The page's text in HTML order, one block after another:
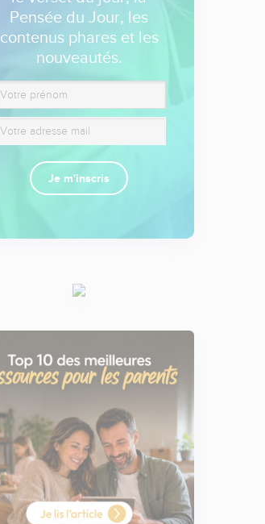
Pensée du Jour, les
contenus phares et les
nouveautés.
Je m'inscris